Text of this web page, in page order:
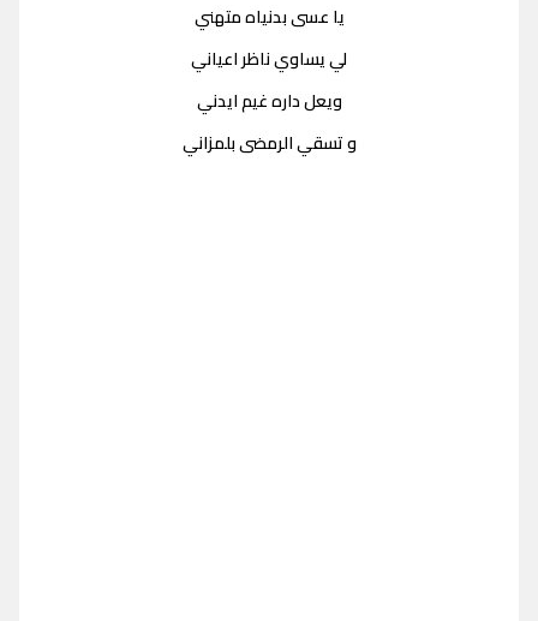
يا عسى بدنياه متهني
لي يساوي ناظر اعياني
ويعل داره غيم ايدني
و تسقي الرمضى بلمزاني